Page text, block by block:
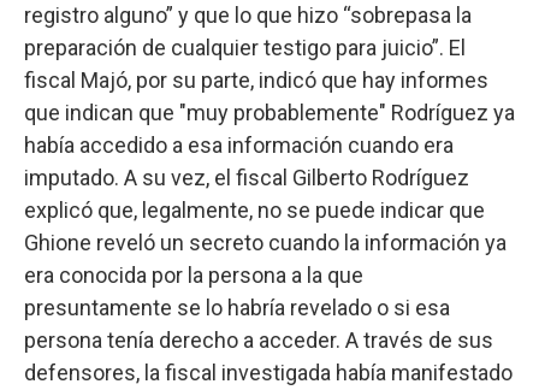
registro alguno” y que lo que hizo “sobrepasa la
preparación de cualquier testigo para juicio”. El
fiscal Majó, por su parte, indicó que hay informes
que indican que "muy probablemente" Rodríguez ya
había accedido a esa información cuando era
imputado. A su vez, el fiscal Gilberto Rodríguez
explicó que, legalmente, no se puede indicar que
Ghione reveló un secreto cuando la información ya
era conocida por la persona a la que
presuntamente se lo habría revelado o si esa
persona tenía derecho a acceder. A través de sus
defensores, la fiscal investigada había manifestado